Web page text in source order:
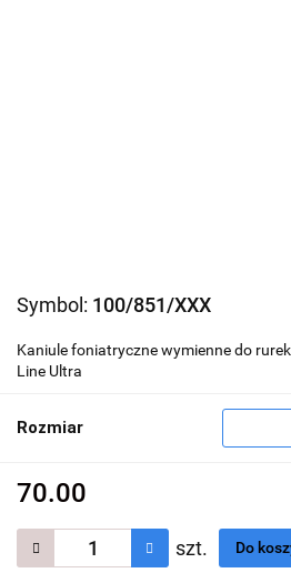
Symbol: 100/851/XXX
Kaniule foniatryczne wymienne do
Line Ultra
Rozmiar
70.00
szt. Do